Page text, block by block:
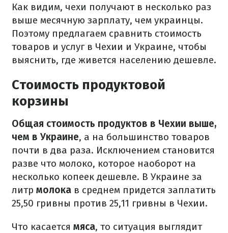
Как видим, чехи получают в несколько раз
выше месячную зарплату, чем украинцы.
Поэтому предлагаем сравнить стоимость
товаров и услуг в Чехии и Украине, чтобы
выяснить, где живется населению дешевле.
Стоимость продуктовой
корзины
Общая стоимость продуктов в Чехии выше,
чем в Украине, а на большинство товаров
почти в два раза. Исключением становится
разве что молоко, которое наоборот на
несколько копеек дешевле. В Украине за
литр молока в среднем придется заплатить
25,50 гривны против 25,11 гривны в Чехии.
Что касается мяса, то ситуация выглядит